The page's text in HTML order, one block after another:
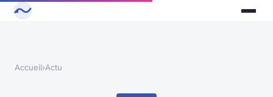
Accueil›Actu